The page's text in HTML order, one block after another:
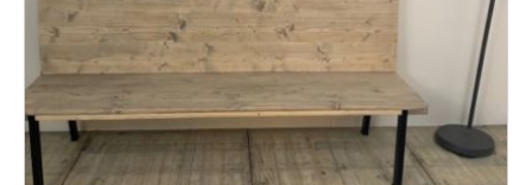
gekozen
worden
de
productpagina